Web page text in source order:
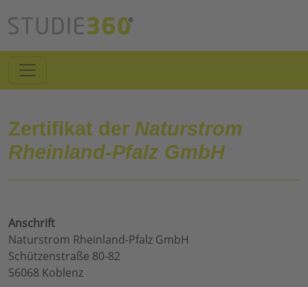
Zertifikat der Naturstrom
Rheinland-Pfalz GmbH
Anschrift
Naturstrom Rheinland-Pfalz GmbH
Schützenstraße 80-82
56068 Koblenz